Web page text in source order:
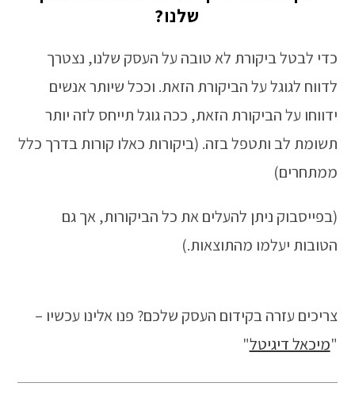
שלנו?
כדי לבטל ביקורת לא טובה על העסק שלנו, נצטרך
לדווח לגוגל על הביקורת הזאת. וככל שיותר אנשים
ידווחו על הביקורת הזאת, ככה גוגל תייחס לזה יותר
תשומת לב ותטפל בזה. (ביקורות כאלו קורות בדרך כלל
ממתחרים)
(בפייסבוק ניתן להעלים את כל הביקורות, אך גם
הטובות יעלמו מהתוצאות.)
צריכים עזרה בקידום העסק שלכם? פנו אלינו עכשיו –
"מיכאל דיגיטל"